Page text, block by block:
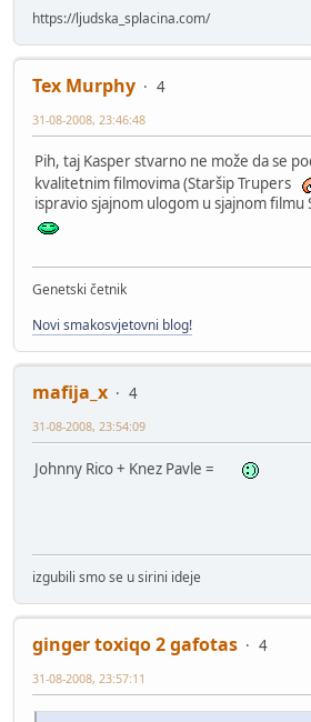
https://ljudska_splacina.com/
Tex Murphy
4
31-08-2008, 23:46:48
Pih, taj Kasper stvarno ne može da se
kvalitetnim filmovima (Staršip Trupers
ispravio sjajnom ulogom u sjajnom filmu
Genetski četnik
Novi smakosvjetovni blog!
mafija_x
4
31-08-2008, 23:54:09
Johnny Rico + Knez Pavle =
izgubili smo se u sirini ideje
ginger toxiqo 2 gafotas
4
31-08-2008, 23:57:11